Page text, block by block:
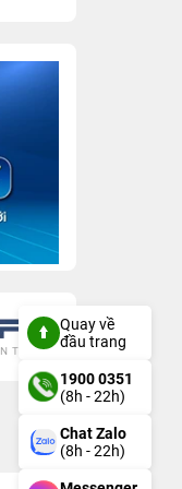
Quay về
đầu trang
1900 0351
(8h - 22h)
Chat Zalo
(8h - 22h)